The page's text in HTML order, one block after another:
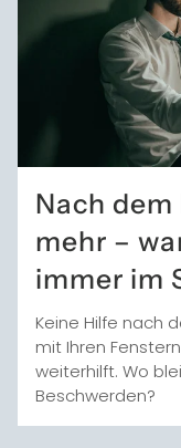
Nach
mehr –
immer im
Keine Hilfe nach
mit Ihren
weiterhilft. Wo
Beschwerden?